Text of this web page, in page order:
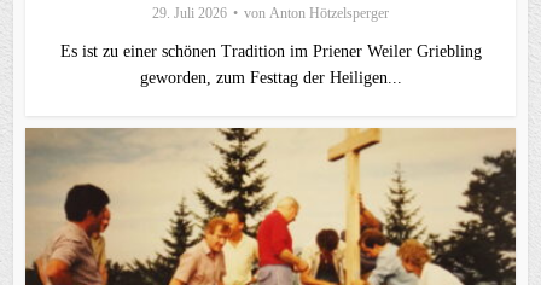
29. Juli 2026 von Anton Hötzelsperger
Es ist zu einer schönen Tradition im Priener Weiler Griebling
geworden, zum Festtag der Heiligen...